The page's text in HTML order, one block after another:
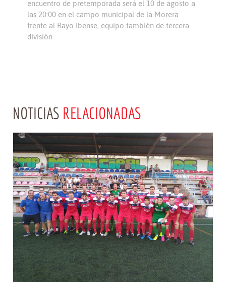
encuentro de pretemporada será el 10 de agosto a
las 20:00 en el campo municipal de la Morera
frente al Rayo Ibense, equipo también de tercera
división.
NOTICIAS RELACIONADAS